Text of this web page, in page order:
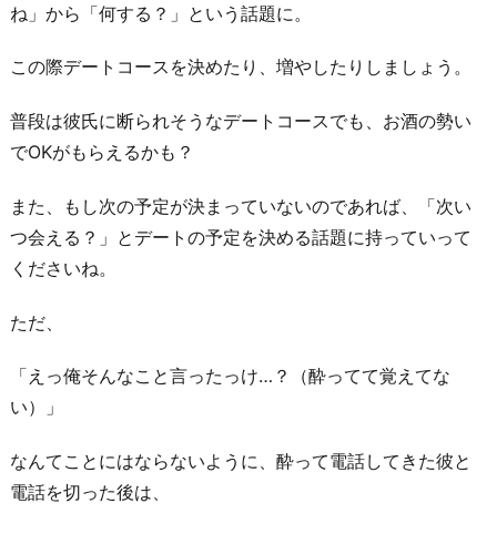
ね」から「何する？」という話題に。
この際デートコースを決めたり、増やしたりしましょう。
普段は彼氏に断られそうなデートコースでも、お酒の勢い
でOKがもらえるかも？
また、もし次の予定が決まっていないのであれば、「次い
つ会える？」とデートの予定を決める話題に持っていって
くださいね。
ただ、
「えっ俺そんなこと言ったっけ…？（酔ってて覚えてな
い）」
なんてことにはならないように、酔って電話してきた彼と
電話を切った後は、